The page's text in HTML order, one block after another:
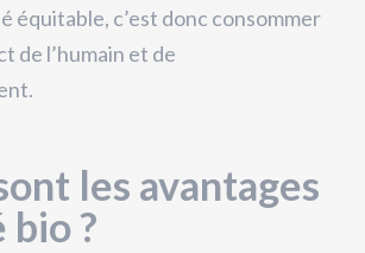
équitable, c’est donc consommer
de l’humain et de
les avantages
bio ?